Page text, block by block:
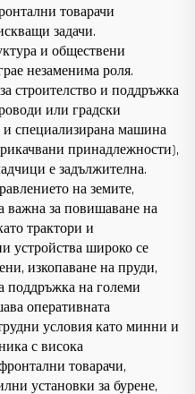
товарачи
задачи.
и обществени
незаменима роля.
строителство и поддръжка
или градски
специализирана машина
принадлежности),
е задължителна.
на земите,
важна за повишаване на
трактори и
устройства широко се
изкопаване на пруди,
поддръжка на големи
оперативната
условия като минни и
с висока
товарачи,
установки за бурене,